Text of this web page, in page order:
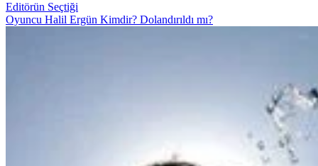
Editörün Seçtiği
Oyuncu Halil Ergün Kimdir? Dolandırıldı mı?